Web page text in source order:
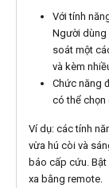
Với tính
Người dùng
soát một
và kèm
Chức năng
có thể chọn
Ví dụ: các tính
vừa hú còi và
báo cấp cứu.
xa bằng remote.